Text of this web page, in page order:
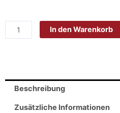
-
Bier
besser
In den Warenkorb
Beschreibung
Zusätzliche Informationen